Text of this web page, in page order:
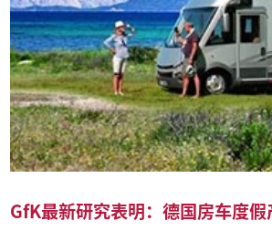
GfK最新研究表明：德国房车度